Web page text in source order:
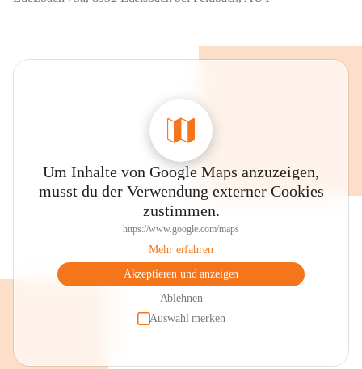
Um Inhalte von Google Maps anzuzeigen,
musst du der Verwendung externer Cookies
zustimmen.
https://www.google.com/maps
Mehr erfahren
Akzeptieren und anzeigen
Ablehnen
Auswahl merken